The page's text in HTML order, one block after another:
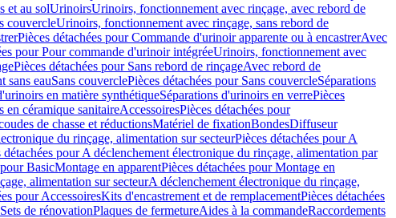
et au solUrinoirsUrinoirs, fonctionnement avec rinçage, avec rebord de
couvercleUrinoirs, fonctionnement avec rinçage, sans rebord de
Pièces détachées pour Commande d'urinoir apparente ou à encastrerAvec
pour Pour commande d'urinoir intégréeUrinoirs, fonctionnement avec
Pièces détachées pour Sans rebord de rinçageAvec rebord de
sans eauSans couverclePièces détachées pour Sans couvercleSéparations
en matière synthétiqueSéparations d'urinoirs en verrePièces
en céramique sanitaireAccessoiresPièces détachées pour
de chasse et réductionsMatériel de fixationBondesDiffuseur
du rinçage, alimentation sur secteurPièces détachées pour A
détachées pour A déclenchement électronique du rinçage, alimentation par
BasicMontage en apparentPièces détachées pour Montage en
alimentation sur secteurA déclenchement électronique du rinçage,
pour AccessoiresKits d'encastrement et de remplacementPièces détachées
de rénovationPlaques de fermetureAides à la commandeRaccordements